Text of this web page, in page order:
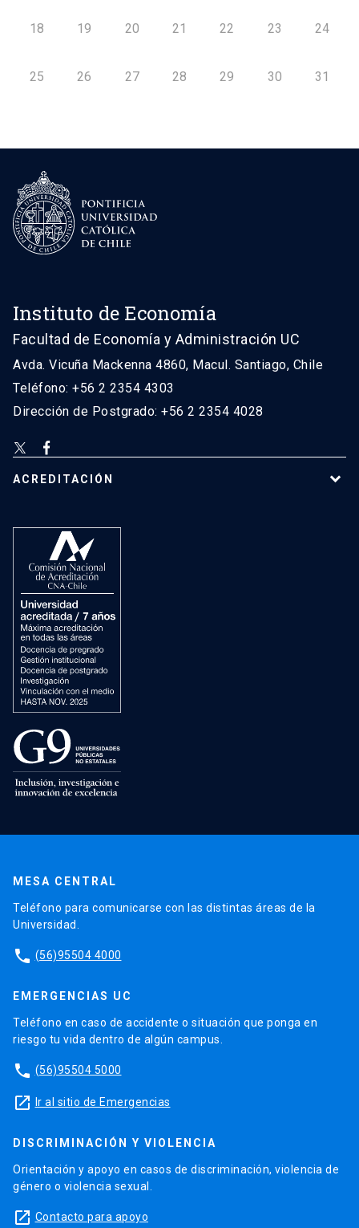
18 19 20 21 22 23 24
25 26 27 28 29 30 31
Instituto de Economía
Facultad de Economía y Administración UC
Avda. Vicuña Mackenna 4860, Macul. Santiago, Chile
Teléfono: +56 2 2354 4303
Dirección de Postgrado: +56 2 2354 4028
ACREDITACIÓN
MESA CENTRAL
Teléfono para comunicarse con las distintas áreas de la
Universidad.
phone (56)95504 4000
EMERGENCIAS UC
Teléfono en caso de accidente o situación que ponga en
riesgo tu vida dentro de algún campus.
phone (56)95504 5000
launch Ir al sitio de Emergencias
DISCRIMINACIÓN Y VIOLENCIA
Orientación y apoyo en casos de discriminación, violencia de
género o violencia sexual.
launch Contacto para apoyo